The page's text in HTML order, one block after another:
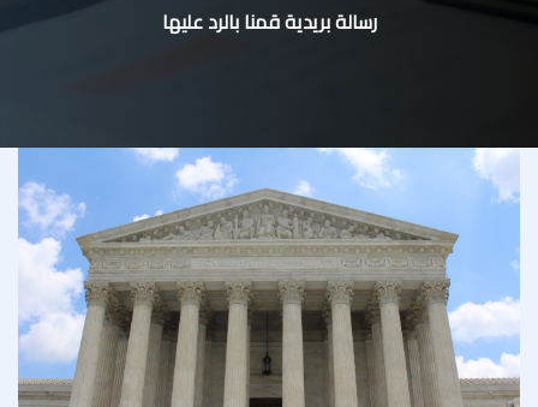
رسالة بريدية قمنا بالرد عليها